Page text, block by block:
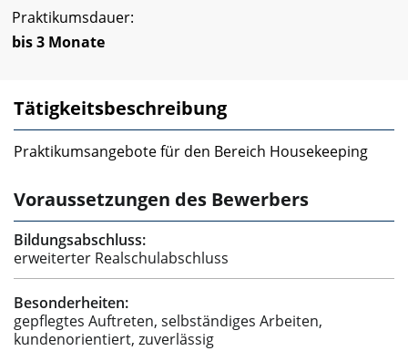
Praktikumsdauer:
bis 3 Monate
Tätigkeitsbeschreibung
Praktikumsangebote für den Bereich Housekeeping
Voraussetzungen des Bewerbers
Bildungsabschluss:
erweiterter Realschulabschluss
Besonderheiten:
gepflegtes Auftreten, selbständiges Arbeiten,
kundenorientiert, zuverlässig